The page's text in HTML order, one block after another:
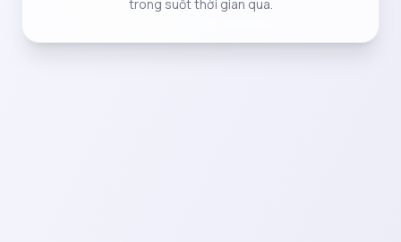
trong suốt thời gian qua.